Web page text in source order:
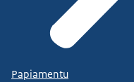
Papiamentu